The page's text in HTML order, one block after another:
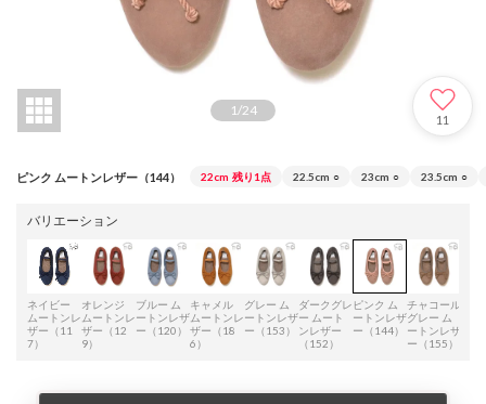
1/24
11
ピンク ムートンレザー（144） 22cm 残り1点 22.5cm ○ 23cm ○ 23.5cm ○
バリエーション
ネイビー
ムートンレ
ザー（11
7）
オレンジ
ムートンレ
ザー（12
9）
ブルー ム
ートンレザ
ー（120）
キャメル
ムートンレ
ザー（18
6）
グレー ム
ートンレザ
ー（153）
ダークグレ
ー ムート
ンレザー
（152）
ピンク ム
ートンレザ
ー（144）
チャコール
グレー ム
ートンレザ
ー（155）